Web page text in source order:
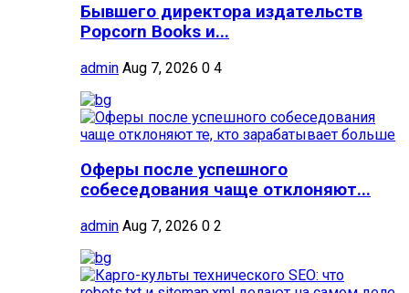
Бывшего директора издательств
Popcorn Books и...
admin Aug 7, 2026 0 4
Оферы после успешного
собеседования чаще отклоняют...
admin Aug 7, 2026 0 2